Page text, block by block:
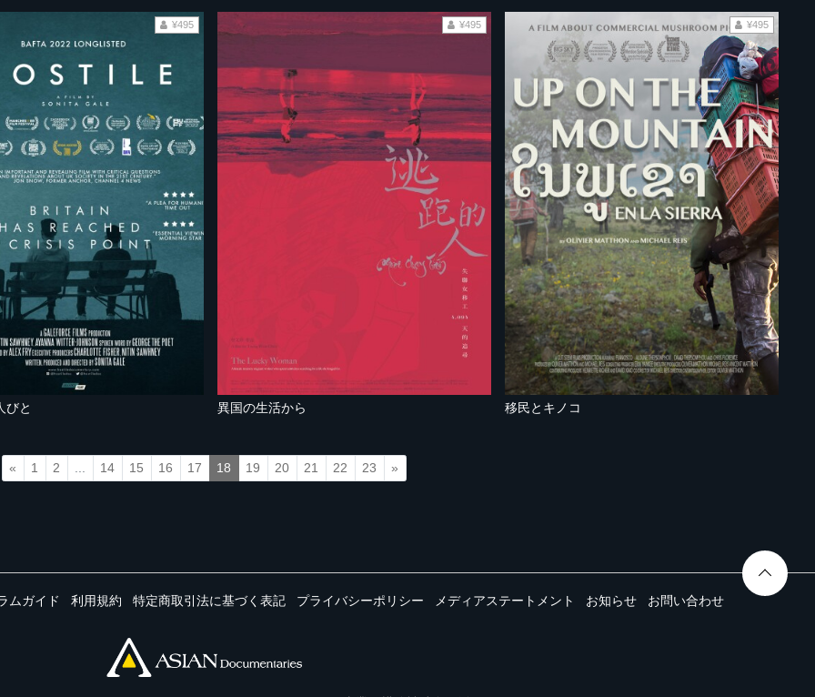
びと
¥495
異国の生活から
¥495
移民とキノコ
¥495
« 1 2 14 15 16 17 18 19 20 21 22 23 »
ムガイド 利用規約 特定商取引法に基づく表記 プライバシーポリシー メディアステートメント お知らせ お問い合わせ